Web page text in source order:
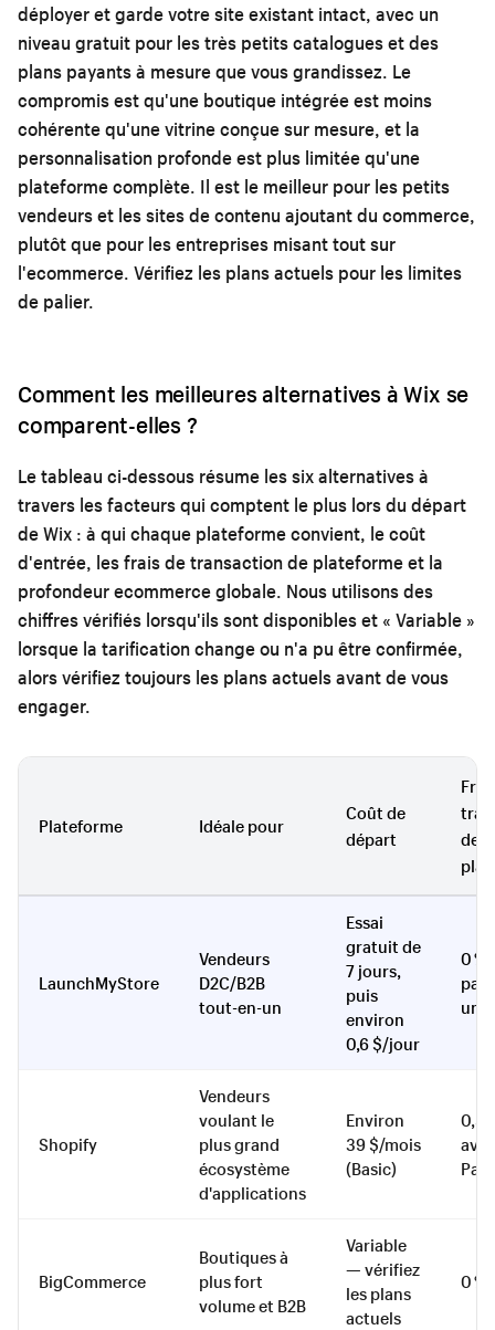
déployer et garde votre site existant intact, avec un
niveau gratuit pour les très petits catalogues et des
plans payants à mesure que vous grandissez. Le
compromis est qu'une boutique intégrée est moins
cohérente qu'une vitrine conçue sur mesure, et la
personnalisation profonde est plus limitée qu'une
plateforme complète. Il est le meilleur pour les petits
vendeurs et les sites de contenu ajoutant du commerce,
plutôt que pour les entreprises misant tout sur
l'ecommerce. Vérifiez les plans actuels pour les limites
de palier.
Comment les meilleures alternatives à Wix se
comparent-elles ?
Le tableau ci-dessous résume les six alternatives à
travers les facteurs qui comptent le plus lors du départ
de Wix : à qui chaque plateforme convient, le coût
d'entrée, les frais de transaction de plateforme et la
profondeur ecommerce globale. Nous utilisons des
chiffres vérifiés lorsqu'ils sont disponibles et « Variable »
lorsque la tarification change ou n'a pu être confirmée,
alors vérifiez toujours les plans actuels avant de vous
engager.
Plateforme Idéale pour
Coût de
départ
de
LaunchMyStore
Vendeurs
D2C/B2B
tout-en-un
Essai
gratuit de
7 jours,
puis
environ
0,6 $/jour
0 %
Shopify
Vendeurs
voulant le
plus grand
écosystème
d'applications
Environ
39 $/mois
(Basic)
0,5
BigCommerce
Boutiques à
plus fort
volume et B2B
Variable
— vérifiez
les plans
actuels
0 %